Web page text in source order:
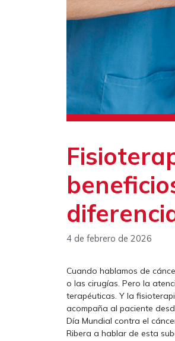
4 de febrero de 2026
Cuando hablamos de
o las cirugías. Pero la
terapéuticas. Y la
acompaña al paciente
Día Mundial contra el
Ribera a hablar de esta